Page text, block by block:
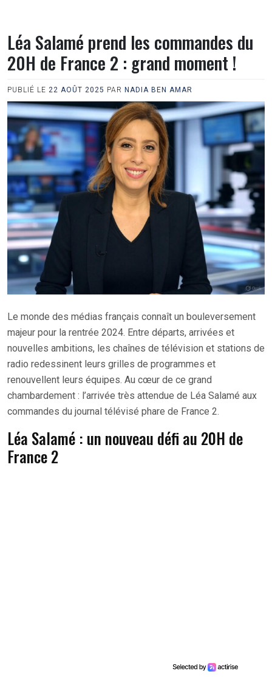
Léa Salamé prend les commandes du
20H de France 2 : grand moment !
PUBLIÉ LE 22 AOÛT 2025 PAR NADIA BEN AMAR
Le monde des médias français connaît un bouleversement
majeur pour la rentrée 2024. Entre départs, arrivées et
nouvelles ambitions, les chaînes de télévision et stations de
radio redessinent leurs grilles de programmes et
renouvellent leurs équipes. Au cœur de ce grand
chambardement : l’arrivée très attendue de Léa Salamé aux
commandes du journal télévisé phare de France 2.
Léa Salamé : un nouveau défi au 20H de
France 2